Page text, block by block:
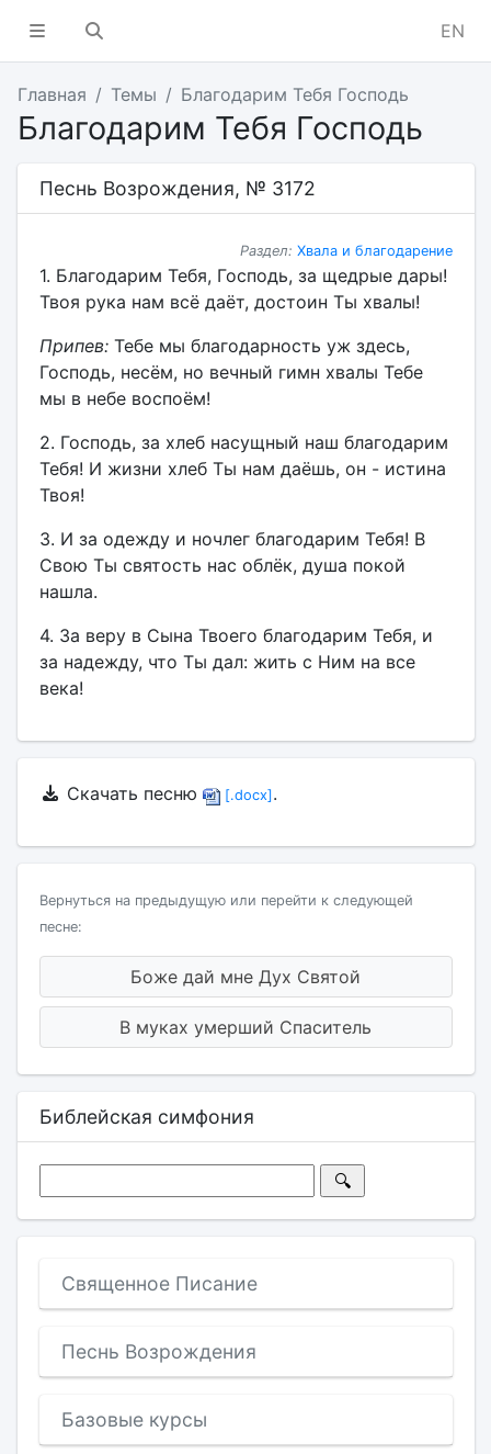
EN
Главная Темы Благодарим Тебя Господь
Благодарим Тебя Господь
Песнь Возрождения, № 3172
Раздел: Хвала и благодарение
1. Благодарим Тебя, Господь, за щедрые дары!
Твоя рука нам всё даёт, достоин Ты хвалы!
Припев: Тебе мы благодарность уж здесь,
Господь, несём, но вечный гимн хвалы Тебе
мы в небе воспоём!
2. Господь, за хлеб насущный наш благодарим
Тебя! И жизни хлеб Ты нам даёшь, он - истина
Твоя!
3. И за одежду и ночлег благодарим Тебя! В
Свою Ты святость нас облёк, душа покой
нашла.
4. За веру в Сына Твоего благодарим Тебя, и
за надежду, что Ты дал: жить с Ним на все
века!
Скачать песню [.docx] .
Вернуться на предыдущую или перейти к следующей
песне:
Боже дай мне Дух Святой
В муках умерший Спаситель
Библейская симфония
Священное Писание
Песнь Возрождения
Базовые курсы